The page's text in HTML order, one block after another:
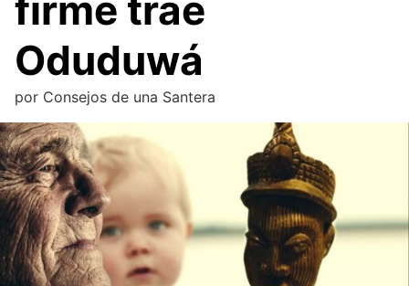
firme trae
Oduduwá
por Consejos de una Santera